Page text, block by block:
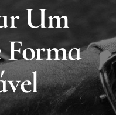
Um
Forma